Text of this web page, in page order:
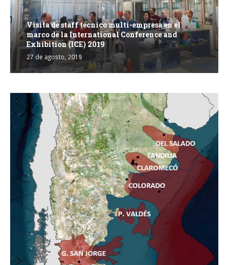
Visita de staff técnico multi-empresa en el
marco de la International Conference and
Exhibition (ICE) 2019
27 de agosto, 2019